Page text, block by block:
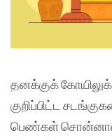
தனக்குக்
குறிப்பிட்ட
பெண்கள்